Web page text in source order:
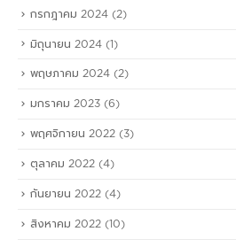
กรกฎาคม 2024 (2)
มิถุนายน 2024 (1)
พฤษภาคม 2024 (2)
มกราคม 2023 (6)
พฤศจิกายน 2022 (3)
ตุลาคม 2022 (4)
กันยายน 2022 (4)
สิงหาคม 2022 (10)